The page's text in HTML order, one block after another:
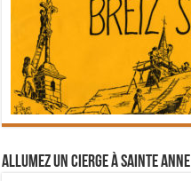
Allumez un cierge à Sainte Anne